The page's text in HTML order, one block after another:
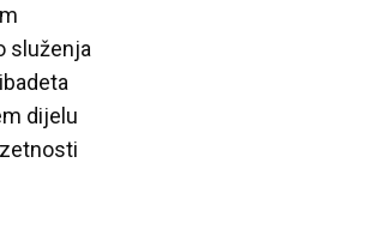
služenja
dijelu